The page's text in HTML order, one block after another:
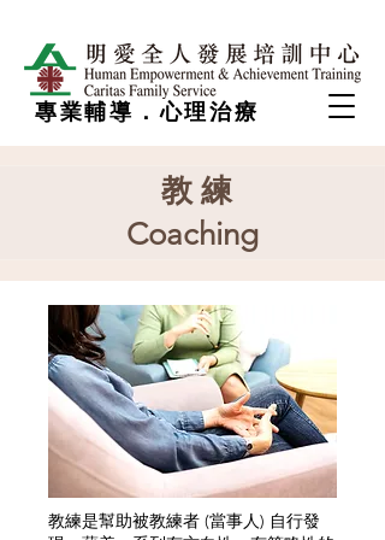
專業輔導．心理治療
​教 練
Coaching
教練是幫助被教練者 (當事人) 自行發